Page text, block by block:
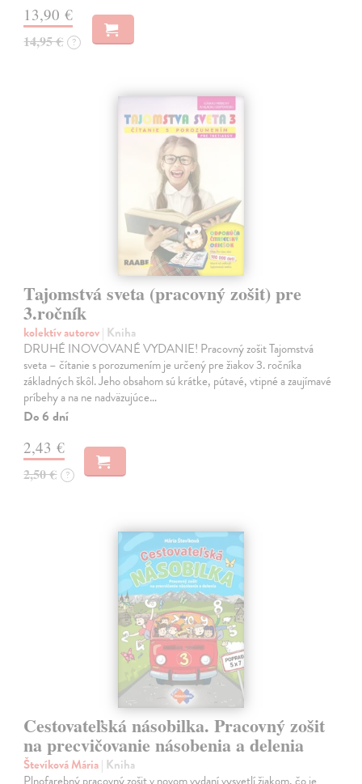
13,90 €
14,95 € ?
Tajomstvá sveta (pracovný zošit) pre
3.ročník
kolektív autorov| Kniha
DRUHÉ INOVOVANÉ VYDANIE! Pracovný zošit Tajomstvá
sveta – čítanie s porozumením je určený pre žiakov 3. ročníka
základných škôl. Jeho obsahom sú krátke, pútavé, vtipné a zaujímavé
príbehy a na ne nadväzujúce…
Do 6 dní
2,43 €
2,50 € ?
Cestovateľská násobilka. Pracovný zošit
na precvičovanie násobenia a delenia
Števíková Mária| Kniha